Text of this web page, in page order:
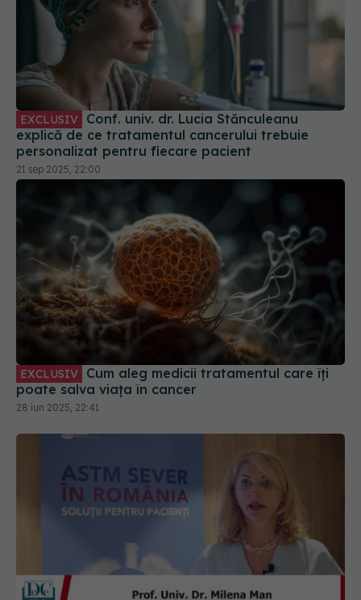
EXCLUSIV Conf. univ. dr. Lucia Stănculeanu
explică de ce tratamentul cancerului trebuie
personalizat pentru fiecare pacient
21 sep 2025, 22:00
poate salva viața în cancer
28 iun 2025, 22:41